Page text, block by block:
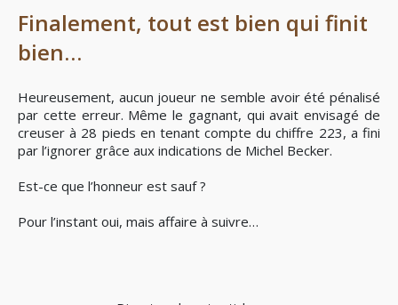
Finalement, tout est bien qui finit
bien…
Heureusement, aucun joueur ne semble avoir été pénalisé
par cette erreur. Même le gagnant, qui avait envisagé de
creuser à 28 pieds en tenant compte du chiffre 223, a fini
par l’ignorer grâce aux indications de Michel Becker.
Est-ce que l’honneur est sauf ?
Pour l’instant oui, mais affaire à suivre…